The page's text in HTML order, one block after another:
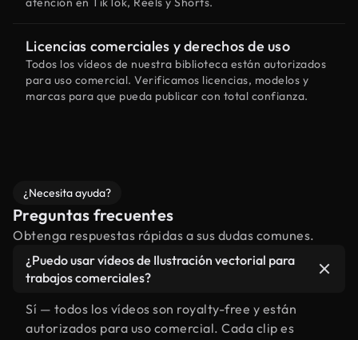
Licencias comerciales y derechos de uso
Todos los vídeos de nuestra biblioteca están autorizados
para uso comercial. Verificamos licencias, modelos y
marcas para que pueda publicar con total confianza.
¿Necesita ayuda?
Preguntas frecuentes
Obtenga respuestas rápidas a sus dudas comunes.
¿Puedo usar vídeos de Ilustración vectorial para
trabajos comerciales?
Sí — todos los vídeos son royalty-free y están
autorizados para uso comercial. Cada clip es